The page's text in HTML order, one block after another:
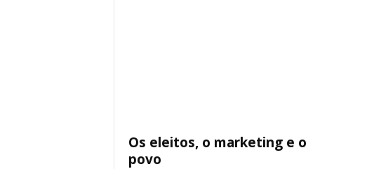
Os eleitos, o marketing e o
povo